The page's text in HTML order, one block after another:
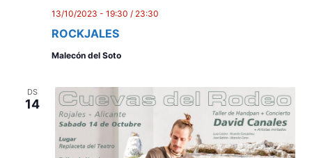
ROCKJALES
13/10/2023 - 19:30 / 23:30
Malecón del Soto
DS
14